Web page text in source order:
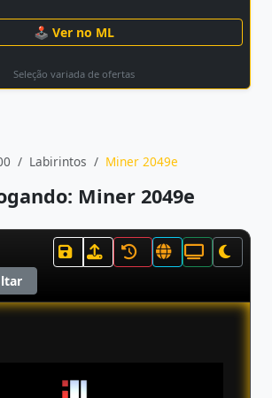
🕹 Ver no ML
Seleção variada de ofertas
Labirintos Miner 2049e
Miner 2049e